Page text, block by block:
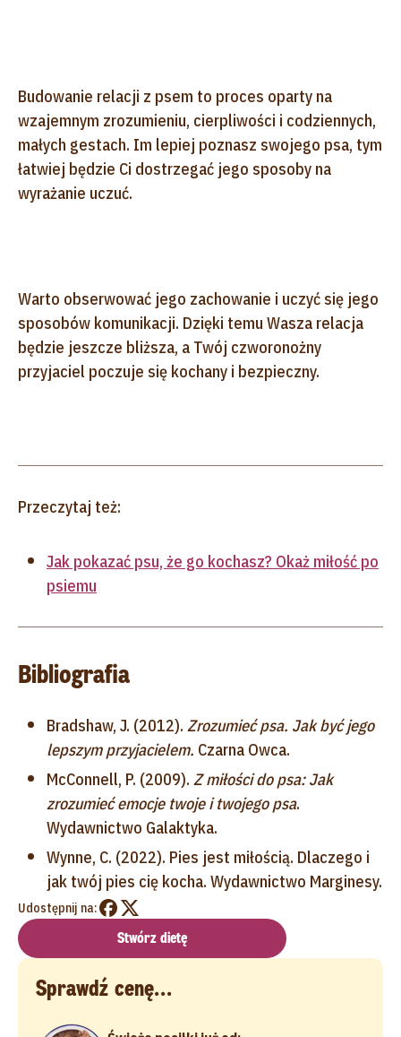
Budowanie relacji z psem to proces oparty na
wzajemnym zrozumieniu, cierpliwości i codziennych,
małych gestach. Im lepiej poznasz swojego psa, tym
łatwiej będzie Ci dostrzegać jego sposoby na
wyrażanie uczuć.
Warto obserwować jego zachowanie i uczyć się jego
sposobów komunikacji. Dzięki temu Wasza relacja
będzie jeszcze bliższa, a Twój czworonożny
przyjaciel poczuje się kochany i bezpieczny.
Przeczytaj też:
Jak pokazać psu, że go kochasz? Okaż miłość po
psiemu
Bibliografia
Bradshaw, J. (2012). Zrozumieć psa. Jak być jego
lepszym przyjacielem. Czarna Owca.
McConnell, P. (2009). Z miłości do psa: Jak
zrozumieć emocje twoje i twojego psa.
Wydawnictwo Galaktyka.
Wynne, C. (2022). Pies jest miłością. Dlaczego i
jak twój pies cię kocha. Wydawnictwo Marginesy.
Udostępnij na:
Stwórz dietę
Sprawdź cenę...